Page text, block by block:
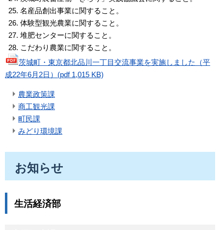
名産品創出事業に関すること。
体験型観光農業に関すること。
堆肥センターに関すること。
こだわり農業に関すること。
茨城町・東京都北品川一丁目交流事業を実施しました（平
成22年6月2日）(pdf 1,015 KB)
農業政策課
商工観光課
町民課
みどり環境課
お知らせ
生活経済部